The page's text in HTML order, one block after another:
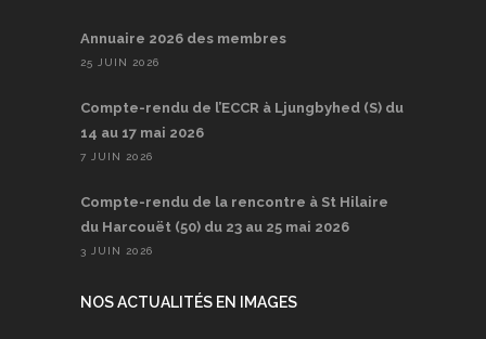
Annuaire 2026 des membres
25 JUIN 2026
Compte-rendu de l’ECCR à Ljungbyhed (S) du
14 au 17 mai 2026
7 JUIN 2026
Compte-rendu de la rencontre à St Hilaire
du Harcouët (50) du 23 au 25 mai 2026
3 JUIN 2026
NOS ACTUALITÉS EN IMAGES